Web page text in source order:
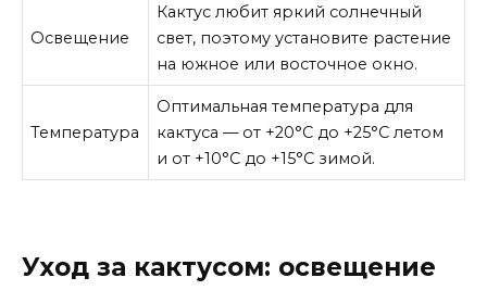
Освещение
Кактус любит яркий солнечный
свет, поэтому установите растение
на южное или восточное окно.
Температура
Оптимальная температура для
кактуса — от +20°C до +25°C летом
и от +10°C до +15°C зимой.
Уход за кактусом: освещение